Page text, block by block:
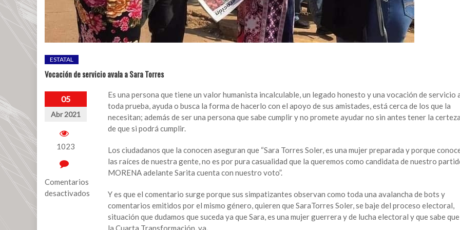
ESTATAL
Vocación de servicio avala a Sara Torres
05
Abr 2021
1023
Comentarios
desactivados
Es una persona que tiene un valor humanista incalculable, un legado honesto y una vocación de servicio
toda prueba, ayuda o busca la forma de hacerlo con el apoyo de sus amistades, está cerca de los que la
necesitan; además de ser una persona que sabe cumplir y no promete ayudar no sin antes tener la certeza
de que si podrá cumplir.
Los ciudadanos que la conocen aseguran que “Sara Torres Soler, es una mujer preparada y porque
las raíces de nuestra gente, no es por pura casualidad que la queremos como candidata de nuestro
MORENA adelante Sarita cuenta con nuestro voto”.
Y es que el comentario surge porque sus simpatizantes observan como toda una avalancha de bots y
comentarios emitidos por el mismo género, quieren que SaraTorres Soler, se baje del proceso electoral,
situación que dudamos que suceda ya que Sara, es una mujer guerrera y de lucha electoral y que sabe que
la Cuarta Transformación, va.